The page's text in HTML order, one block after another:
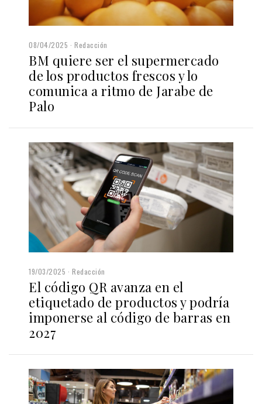
08/04/2025 Redacción
BM quiere ser el supermercado
de los productos frescos y lo
comunica a ritmo de Jarabe de
Palo
19/03/2025 Redacción
El código QR avanza en el
etiquetado de productos y podría
imponerse al código de barras en
2027